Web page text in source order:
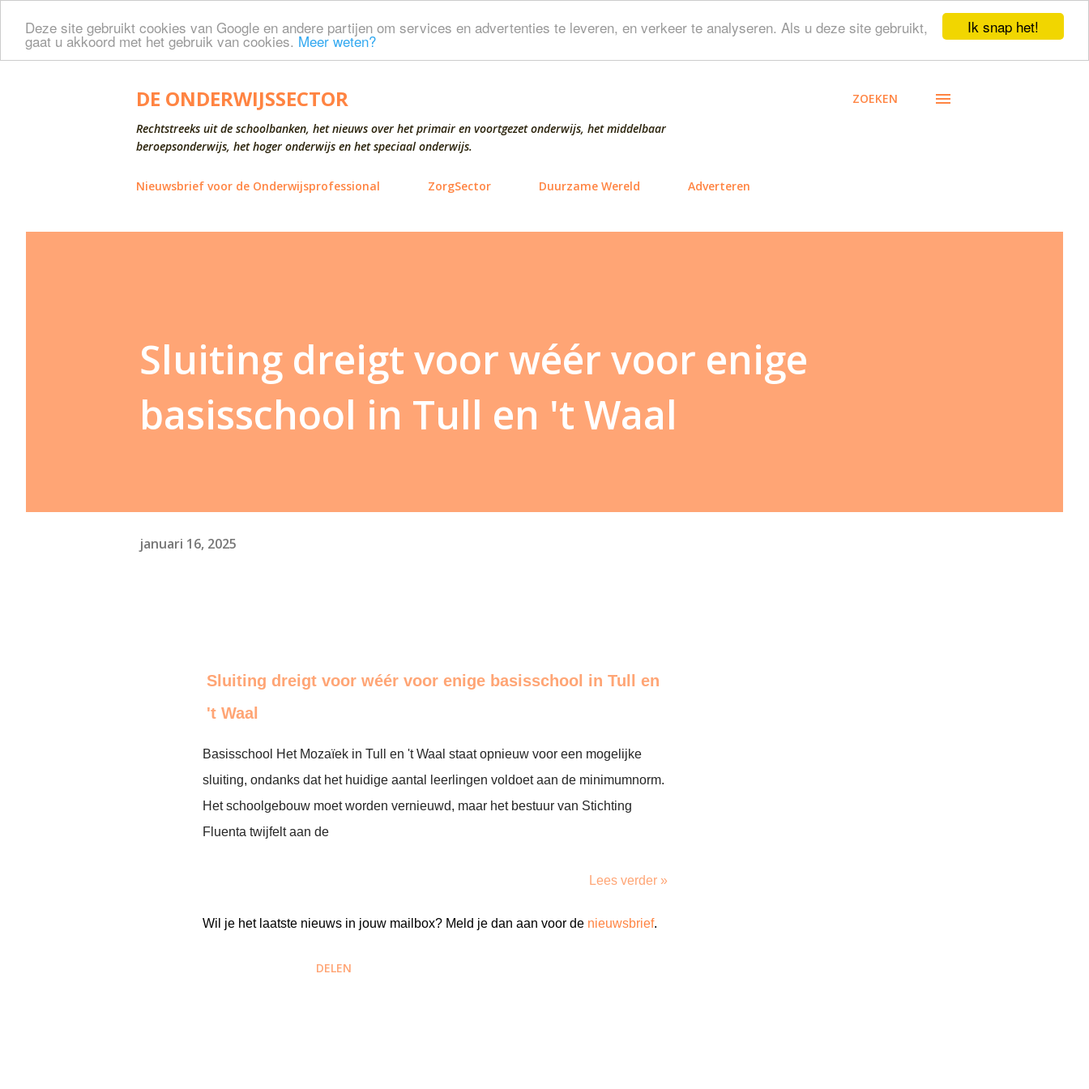
Ik snap het!
Deze site gebruikt cookies van Google en andere partijen om services en advertenties te leveren, en verkeer te analyseren. Als u deze site gebruikt,
gaat u akkoord met het gebruik van cookies. Meer weten?
Doorgaan naar hoofdcontent
DE ONDERWIJSSECTOR
Rechtstreeks uit de schoolbanken, het nieuws over het primair en voortgezet onderwijs, het middelbaar
beroepsonderwijs, het hoger onderwijs en het speciaal onderwijs.
ZOEKEN
Nieuwsbrief voor de Onderwijsprofessional ZorgSector Duurzame Wereld Adverteren
Sluiting dreigt voor wéér voor enige
basisschool in Tull en 't Waal
januari 16, 2025
Sluiting dreigt voor wéér voor enige basisschool in Tull en
't Waal
Basisschool Het Mozaïek in Tull en 't Waal staat opnieuw voor een mogelijke
sluiting, ondanks dat het huidige aantal leerlingen voldoet aan de minimumnorm.
Het schoolgebouw moet worden vernieuwd, maar het bestuur van Stichting
Fluenta twijfelt aan de
Lees verder »
Wil je het laatste nieuws in jouw mailbox? Meld je dan aan voor de nieuwsbrief.
DELEN